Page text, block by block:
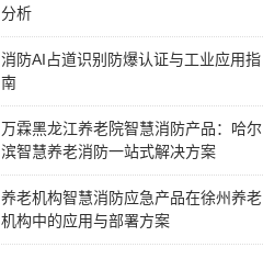
分析
消防AI占道识别防爆认证与工业应用指
南
万霖黑龙江养老院智慧消防产品：哈尔
滨智慧养老消防一站式解决方案
养老机构智慧消防应急产品在徐州养老
机构中的应用与部署方案